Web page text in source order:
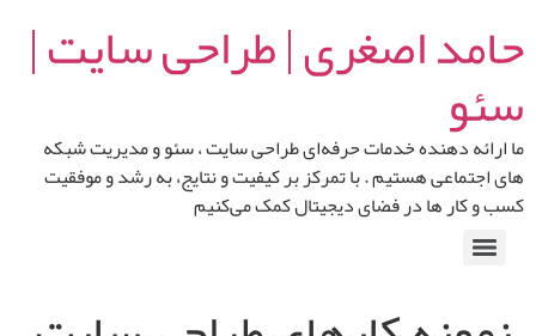
حامد اصغری | طراحی سایت |
سئو
ما ارائه‌ دهنده خدمات حرفه‌ای طراحی سایت ، سئو و مدیریت شبکه‌
های اجتماعی هستیم . با تمرکز بر کیفیت و نتایج، به رشد و موفقیت
کسب‌ و کار ها در فضای دیجیتال کمک می‌کنیم